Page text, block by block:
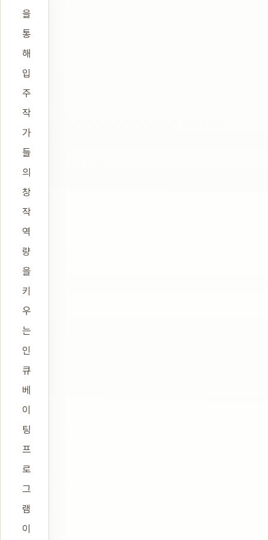
을
통
해
입
주
작
가
들
의
창
작
역
량
을
키
우
는
인
큐
베
이
팅
프
로
그
램
이